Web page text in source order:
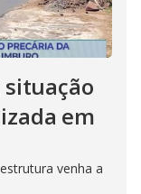
em
venha a